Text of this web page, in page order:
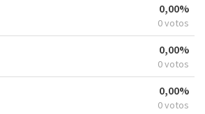
0,00%
0 votos
0,00%
0 votos
0,00%
0 votos